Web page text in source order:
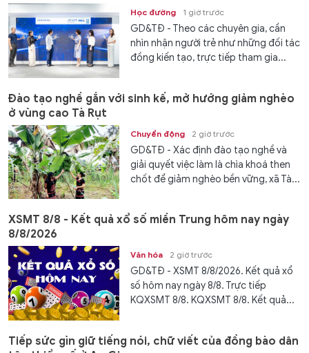
Học đường 1 giờ trước
GD&TĐ - Theo các chuyên gia, cần
nhìn nhận người trẻ như những đối tác
đồng kiến tạo, trực tiếp tham gia...
Đào tạo nghề gắn với sinh kế, mở hướng giảm nghèo
ở vùng cao Tà Rụt
Chuyển động 2 giờ trước
GD&TĐ - Xác định đào tạo nghề và
giải quyết việc làm là chìa khoá then
chốt để giảm nghèo bền vững, xã Tà...
XSMT 8/8 - Kết quả xổ số miền Trung hôm nay ngày
8/8/2026
Văn hóa 2 giờ trước
GD&TĐ - XSMT 8/8/2026. Kết quả xổ
số hôm nay ngày 8/8. Trực tiếp
KQXSMT 8/8. KQXSMT 8/8. Kết quả...
Tiếp sức gìn giữ tiếng nói, chữ viết của đồng bào dân